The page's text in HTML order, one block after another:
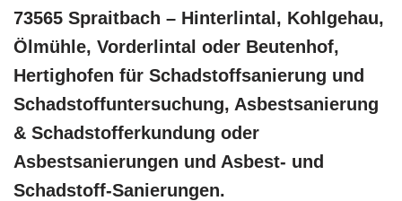
73565 Spraitbach – Hinterlintal, Kohlgehau,
Ölmühle, Vorderlintal oder Beutenhof,
Hertighofen für Schadstoffsanierung und
Schadstoffuntersuchung, Asbestsanierung
& Schadstofferkundung oder
Asbestsanierungen und Asbest- und
Schadstoff-Sanierungen.